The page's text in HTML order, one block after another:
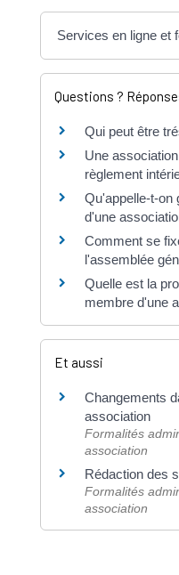
Services en ligne et
Questions ?
Qui peut être
Une
règlement
Qu'appelle-t-on
d'une
Comment se
l'assemblée
Quelle est la
membre d'une
Et aussi
Changements
association
Formalités
association
Rédaction des
Formalités
association